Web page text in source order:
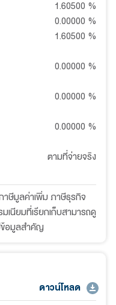
1.60500 %
0.00000 %
1.60500 %
0.00000 %
0.00000 %
0.00000 %
ตามที่จ่ายจริง
าษีมูลค่าเพิ่ม ภาษีธุรกิจ
เนียมที่เรียกเก็บสามารถดู
ข้อมูลสำคัญ
ดาวน์โหลด